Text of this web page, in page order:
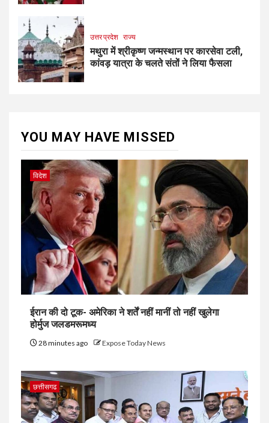
उत्तर प्रदेश राज्य
मथुरा में श्रीकृष्ण जन्मस्थान पर कारसेवा टली,
कांवड़ यात्रा के चलते संतों ने लिया फैसला
YOU MAY HAVE MISSED
विदेश
ईरान की दो टूक- अमेरिका ने शर्तें नहीं मानीं तो नहीं खुलेगा
होर्मुज जलडमरूमध्य
28 minutes ago Expose Today News
छत्तीसगढ